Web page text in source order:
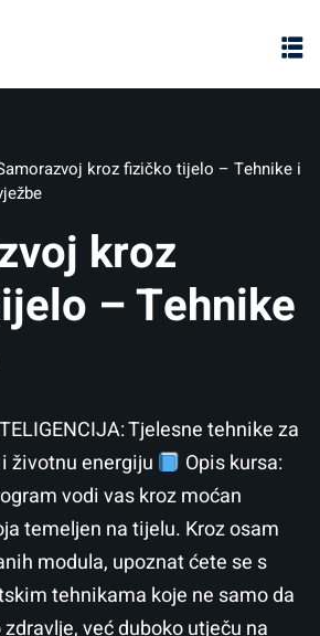
kroz fizičko tijelo – Tehnike i
kroz
– Tehnike
Tjelesne tehnike za
životnu energiju
Opis kursa:
vodi vas kroz moćan
temeljen na tijelu. Kroz osam
modula, upoznat ćete se s
tehnikama koje ne samo da
već duboko utječu na